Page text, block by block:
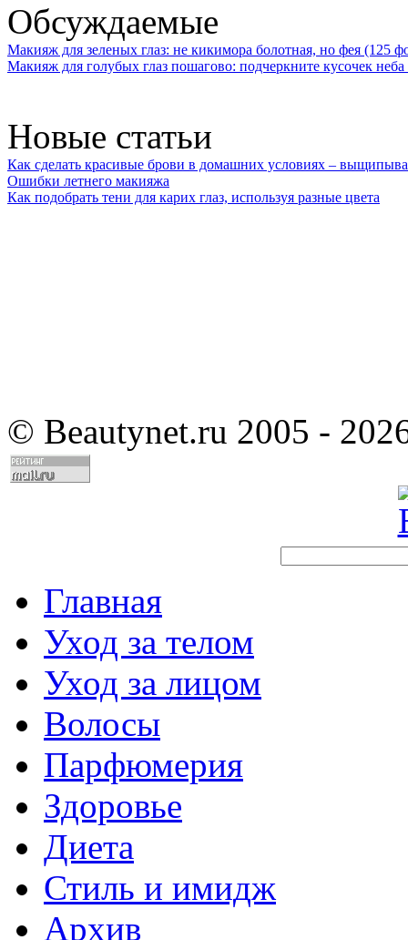
Обсуждаемые
Макияж для зеленых глаз: не кикимора болотная, но фея (125
Макияж для голубых глаз пошагово: подчеркните кусочек
Новые статьи
Как сделать красивые брови в домашних условиях –
Ошибки летнего макияжа
Как подобрать тени для карих глаз, используя разные цвета
© Beautynet.ru 2005 -
Главная
Уход за телом
Уход за лицом
Волосы
Парфюмерия
Здоровье
Диета
Стиль и имидж
Архив